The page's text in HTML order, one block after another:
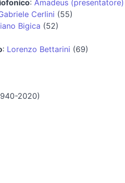
: Amadeus (presentatore)
Cerlini (55)
Bigica (52)
: Lorenzo Bettarini (69)
2020)